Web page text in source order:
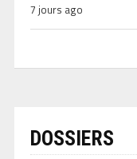
7 jours ago
DOSSIERS